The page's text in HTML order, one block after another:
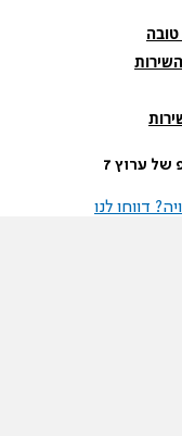
ערוץ 7
דווחו לנו